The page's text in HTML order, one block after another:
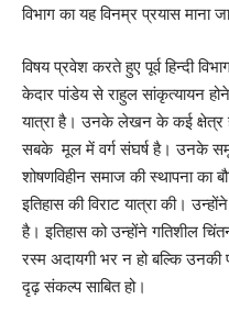
विभाग का यह विनम्र प्रयास माना
विषय प्रवेश करते हुए पूर्व हिन्दी
केदार पांडेय से राहुल सांकृत्यायन
यात्रा है। उनके लेखन के कई क्षेत्र हैं,
सबके मूल में वर्ग संघर्ष है। उनके
शोषणविहीन समाज की स्थापना का
इतिहास की विराट यात्रा की।
है। इतिहास को उन्होंने गतिशील
रस्म अदायगी भर न हो बल्कि उनकी
दृढ़ संकल्प साबित हो।